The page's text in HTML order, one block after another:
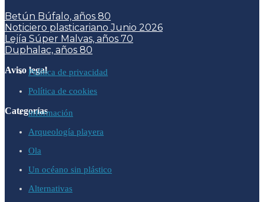
Betún Búfalo, años 80
Noticiero plasticariano Junio 2026
Lejía Súper Malvas, años 70
Duphalac, años 80
Aviso legalPolítica de privacidad
Política de cookies
Categoríasinformación
Arqueología playera
Ola
Un océano sin plástico
Alternativas